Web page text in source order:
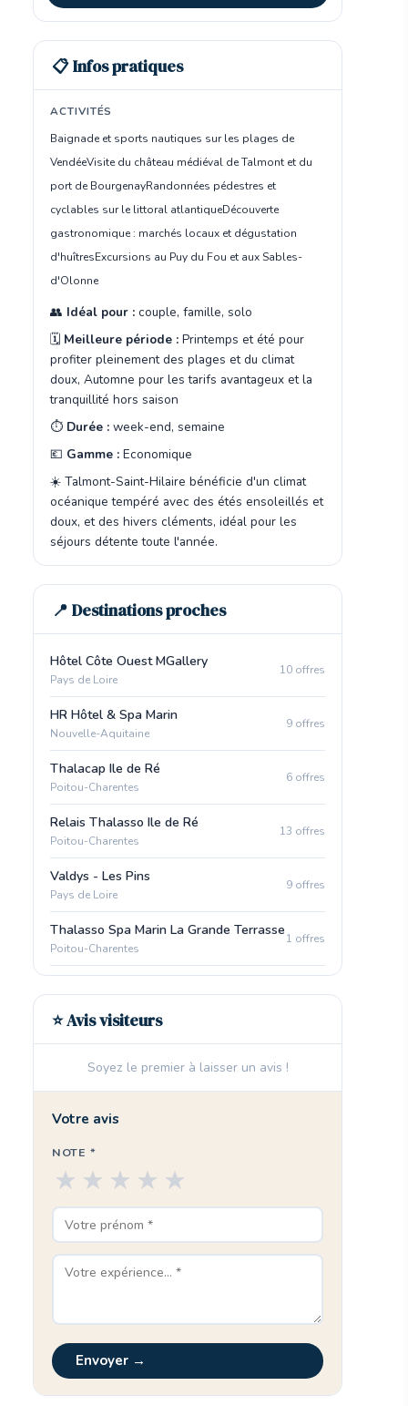
📋 Infos pratiques
ACTIVITÉS
Baignade et sports nautiques sur les plages de
VendéeVisite du château médiéval de Talmont et du
port de BourgenayRandonnées pédestres et
cyclables sur le littoral atlantiqueDécouverte
gastronomique : marchés locaux et dégustation
d'huîtresExcursions au Puy du Fou et aux Sables-
d'Olonne
👥 Idéal pour : couple, famille, solo
🗓️ Meilleure période : Printemps et été pour
profiter pleinement des plages et du climat
doux, Automne pour les tarifs avantageux et la
tranquillité hors saison
⏱️ Durée : week-end, semaine
💶 Gamme : Economique
☀️ Talmont-Saint-Hilaire bénéficie d'un climat
océanique tempéré avec des étés ensoleillés et
doux, et des hivers cléments, idéal pour les
séjours détente toute l'année.
📍 Destinations proches
Hôtel Côte Ouest MGallery
Pays de Loire
10 offres
HR Hôtel & Spa Marin
Nouvelle-Aquitaine
9 offres
Thalacap Ile de Ré
Poitou-Charentes
6 offres
Relais Thalasso Ile de Ré
Poitou-Charentes
13 offres
Valdys - Les Pins
Pays de Loire
9 offres
Thalasso Spa Marin La Grande Terrasse
Poitou-Charentes
1 offres
⭐ Avis visiteurs
Soyez le premier à laisser un avis !
Votre avis
NOTE *
★
★
★
★
★
Envoyer →